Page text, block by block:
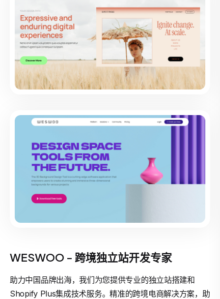
WESWOO - 跨境独立站开发专家
助力中国品牌出海，我们为您提供专业的独立站搭建和
Shopify Plus集成技术服务。精准的跨境电商解决方案，助